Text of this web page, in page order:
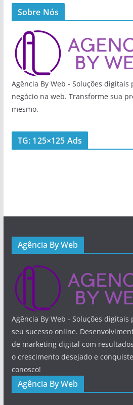
Sobre Nós
Agência By Web - Soluções
negócio na web. Transforme sua
mesmo.
TG: 125×125 Ads
Agência By Web
Agência By Web - Soluções
seu sucesso online.
de marketing digital com
o crescimento desejado e
conosco!
Agência By Web